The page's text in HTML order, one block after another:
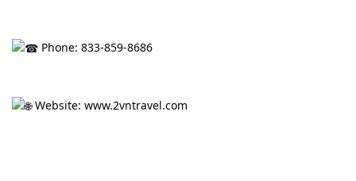
vụ
khác
Phone: 833-859-8686
Website: www.2vntravel.com